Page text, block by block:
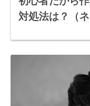
対処法は？（